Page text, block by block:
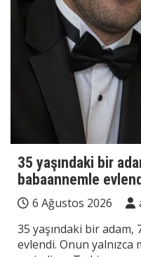
35 yaşındaki bir
babaannemle
6 Ağustos 2026
35 yaşındaki bir adam,
evlendi. Onun yalnızca